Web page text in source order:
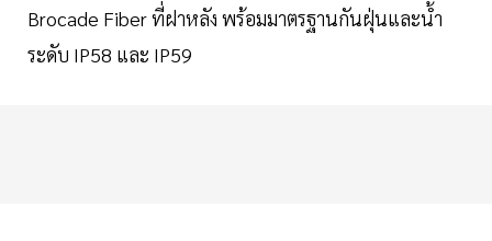
Brocade Fiber ที่ฝาหลัง พร้อมมาตรฐานกันฝุ่นและน้ำ
ระดับ IP58 และ IP59